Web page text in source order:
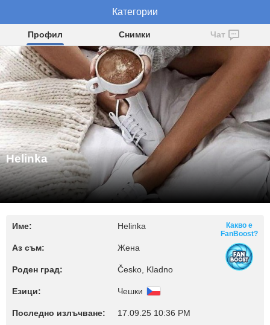
Helinka
Профил Снимки Чат
Helinka
Име: Helinka
Аз съм: Жена
Роден град: Česko, Kladno
Езици: Чешки
Последно излъчване: 17.09.25 10:36 PM
Какво е
FanBoost?
Категории